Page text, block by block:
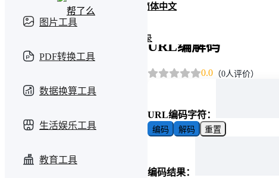
图片工具
PDF转换工具
数据换算工具
生活娱乐工具
教育工具
简体中文
登录URL编解码
0.0 （0人评价）
URL编码字符：
编码 解码 重置
编码结果：